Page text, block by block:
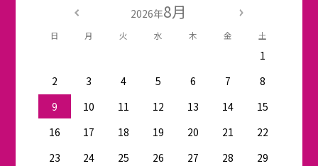
2026年8月
日 月 火 水 木 金 土
1
2
3 4 5 6 7
8
9
10 11 12 13 14
15
16
17 18 19 20 21
22
23
24 25 26 27 28
29